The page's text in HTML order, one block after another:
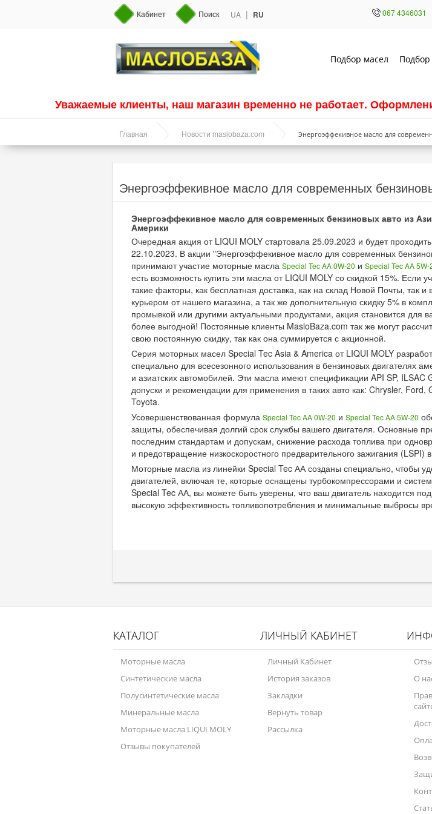
Кабинет Поиск UA | RU 067 4346031
Подбор масел
Уважаемые клиенты, наш магазин временно не работает.
Главная Новости maslobaza.com Энергоэффекивное масло для
Энергоэффекивное масло для современных
Энергоэффекивное масло для современных бензиновых авто из
Америки
Очередная акция от LIQUI MOLY стартовала 25.09.2023 и будет
22.10.2023. В акции "Энергоэффекивное масло для современных
принимают участие моторные масла Special Tec AA 0W-20 и Special Tec AA 5W-
есть возможность купить эти масла от LIQUI MOLY со скидкой 15%. Если
такие факторы, как бесплатная доставка, как на склад Новой Почты, так
курьером от нашего магазина, а так же дополнительную скидку 5% в
промывкой или другими актуальными продуктами, акция становится для
более выгодной! Постоянные клиенты MasloBaza.com так же могут
свою постоянную скидку, так как она суммируется с акционной.
Серия моторных масел Special Tec Asia & America от LIQUI MOLY
специально для всесезонного использования в бензиновых двигателях
и азиатских автомобилей. Эти масла имеют спецификации API SP, ILSAC
допуски и рекомендации для применения в таких авто как: Chrysler,
Toyota.
Усовершенствованная формула Special Tec AA 0W-20 и Special Tec AA 5W-20
защиты, обеспечивая долгий срок службы вашего двигателя. Основные
последним стандартам и допускам, снижение расхода топлива при
и предотвращение низкоскоростного предварительного зажигания (LSPI)
Моторные масла из линейки Special Tec АА созданы специально, чтобы
двигателей, включая те, которые оснащены турбокомпрессорами и
Special Tec АА, вы можете быть уверены, что ваш двигатель находится
высокую эффективность топливопотребления и минимальные выбросы
КАТАЛОГ
Моторные масла
Синтетические масла
Полусинтетические масла
Минеральные масла
Моторные масла LIQUI MOLY
Отзывы покупателей
ЛИЧНЫЙ КАБИНЕТ
Личный Кабинет
История заказов
Закладки
Вернуть товар
Рассылка
О